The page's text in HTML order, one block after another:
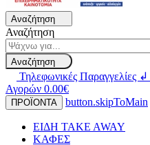
Αναζήτηση
Αναζήτηση
Αναζήτηση
Τηλεφωνικές Παραγγελίες ↲
Αγορών 0.00€
ΠΡΟΪΟΝΤΑ button.skipToMain
ΕΙΔΗ TAKE AWAY
ΚΑΦΕΣ